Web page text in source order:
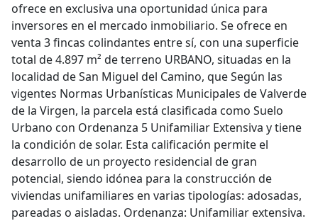
ofrece en exclusiva una oportunidad única para
inversores en el mercado inmobiliario. Se ofrece en
venta 3 fincas colindantes entre sí, con una superficie
total de 4.897 m² de terreno URBANO, situadas en la
localidad de San Miguel del Camino, que Según las
vigentes Normas Urbanísticas Municipales de Valverde
de la Virgen, la parcela está clasificada como Suelo
Urbano con Ordenanza 5 Unifamiliar Extensiva y tiene
la condición de solar. Esta calificación permite el
desarrollo de un proyecto residencial de gran
potencial, siendo idónea para la construcción de
viviendas unifamiliares en varias tipologías: adosadas,
pareadas o aisladas. Ordenanza: Unifamiliar extensiva.